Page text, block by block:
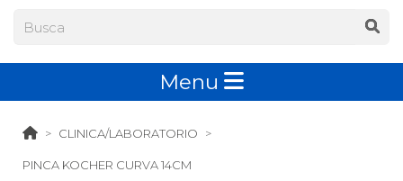
Menu
CLINICA/LABORATORIO
PINCA KOCHER CURVA 14CM